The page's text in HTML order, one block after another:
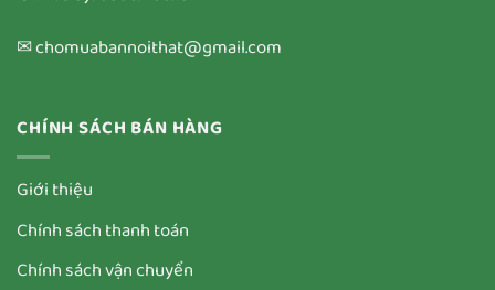
✉ chomuabannoithat@gmail.com
CHÍNH SÁCH BÁN HÀNG
Giới thiệu
Chính sách thanh toán
Chính sách vận chuyển